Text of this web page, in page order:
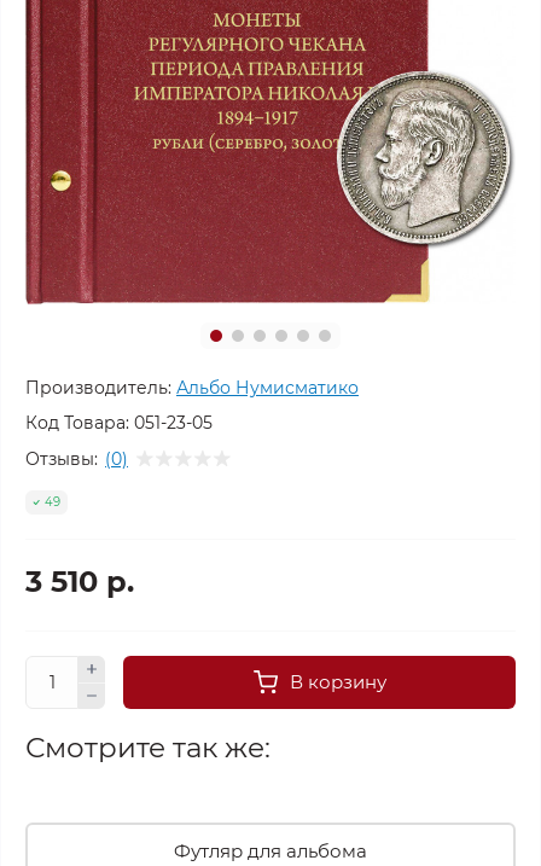
Производитель: Альбо Нумисматико
Код Товара: 051-23-05
Отзывы: (0)
49
3 510 р.
В корзину
Смотрите так же:
Футляр для альбома